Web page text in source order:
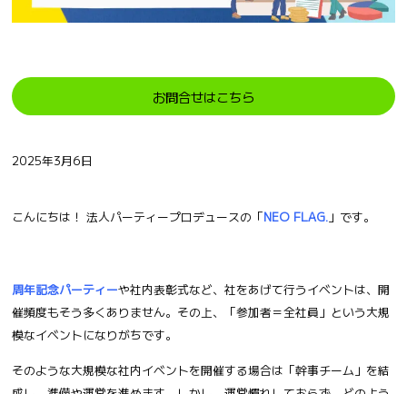
お問合せはこちら
2025年3月6日
こんにちは！ 法人パーティープロデュースの「NEO FLAG.」です。
周年記念パーティーや社内表彰式など、社をあげて行うイベントは、開
催頻度もそう多くありません。その上、「参加者＝全社員」という大規
模なイベントになりがちです。
そのような大規模な社内イベントを開催する場合は「幹事チーム」を結